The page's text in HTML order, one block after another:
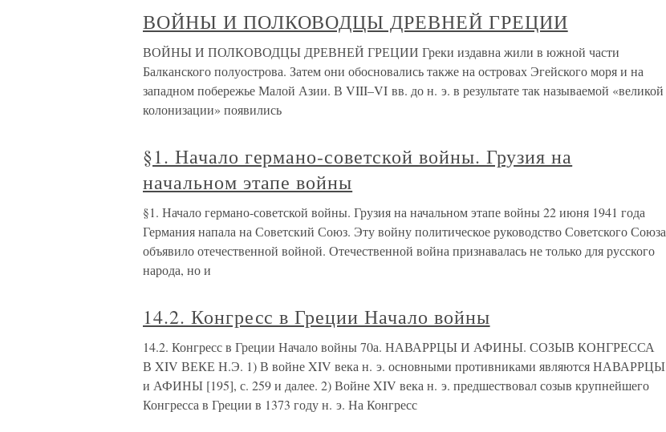
ВОЙНЫ И ПОЛКОВОДЦЫ ДРЕВНЕЙ ГРЕЦИИ
ВОЙНЫ И ПОЛКОВОДЦЫ ДРЕВНЕЙ ГРЕЦИИ Греки издавна жили в южной части
Балканского полуострова. Затем они обосновались также на островах Эгейского моря и на
западном побережье Малой Азии. В VIII–VI вв. до н. э. в результате так называемой «великой
колонизации» появились
§1. Начало германо-советской войны. Грузия на
начальном этапе войны
§1. Начало германо-советской войны. Грузия на начальном этапе войны 22 июня 1941 года
Германия напала на Советский Союз. Эту войну политическое руководство Советского Союза
объявило отечественной войной. Отечественной война признавалась не только для русского
народа, но и
14.2. Конгресс в Греции Начало войны
14.2. Конгресс в Греции Начало войны 70а. НАВАРРЦЫ И АФИНЫ. СОЗЫВ КОНГРЕССА
В XIV ВЕКЕ Н.Э. 1) В войне XIV века н. э. основными противниками являются НАВАРРЦЫ
и АФИНЫ [195], с. 259 и далее. 2) Войне XIV века н. э. предшествовал созыв крупнейшего
Конгресса в Греции в 1373 году н. э. На Конгресс